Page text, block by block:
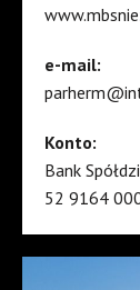
e-mail:
Konto:
Bank
52 9164